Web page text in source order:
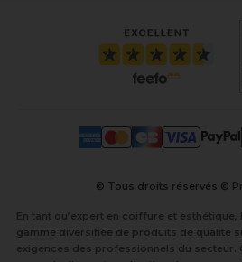
© Tous droits réservés ©
En tant qu’expert en coiffure et
gamme diversifiée de produits de qualité
exigences des professionnels du secteur.